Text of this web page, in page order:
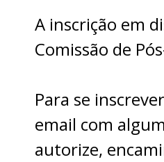
A inscrição em
Comissão de
Para se
email com
autorize,